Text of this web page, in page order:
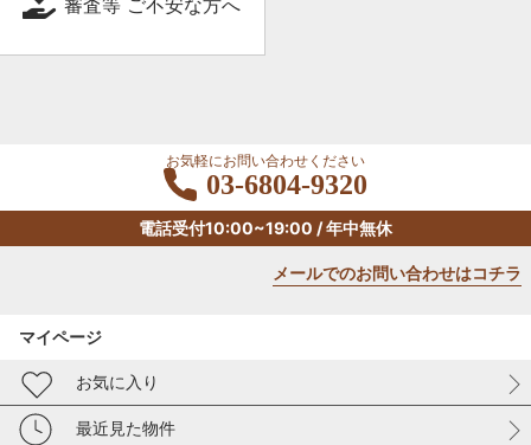
お気軽にお問い合わせください
03-6804-9320
電話受付10:00~19:00 / 年中無休
メールでのお問い合わせはコチラ
マイページ
お気に入り
最近見た物件